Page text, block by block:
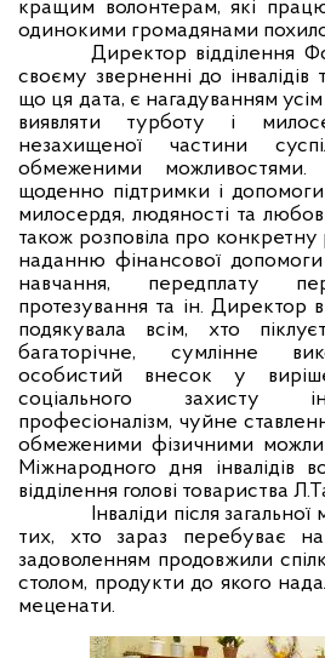
кращим волонтерам, які
одинокими громадянами
Директор відділення
своєму зверненні до інвалідів
що ця дата, є нагадуванням
виявляти турботу і
незахищеної частини
обмеженими
щоденно підтримки і
милосердя, людяності та
також розповіла про конкретну
наданню фінансової
навчання, передплату
протезування та ін. Директор
подякувала всім, хто
багаторічне, сумлінне
особистий внесок у
соціального захисту
професіоналізм, чуйне
обмеженими фізичними
Міжнародного дня інвалідів
відділення голові товариства
Інваліди після
тих, хто зараз перебуває
задоволенням продовжили
столом, продукти до якого
меценати.